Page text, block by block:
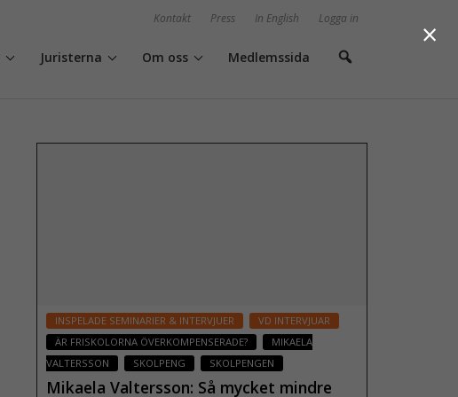
Kontakt Press In English Logga in
Juristerna Om oss Medlemssida
INSPELADE SEMINARIER & INTERVJUER
VD INTERVJUAR
ÄR FRISKOLORNA ÖVERKOMPENSERADE?
MIKAELA
VALTERSSON
SKOLPENG SKOLPENGEN
Mikaela Valtersson: Så mycket mindre
×